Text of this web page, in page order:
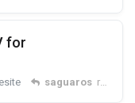
for
saguaros replied